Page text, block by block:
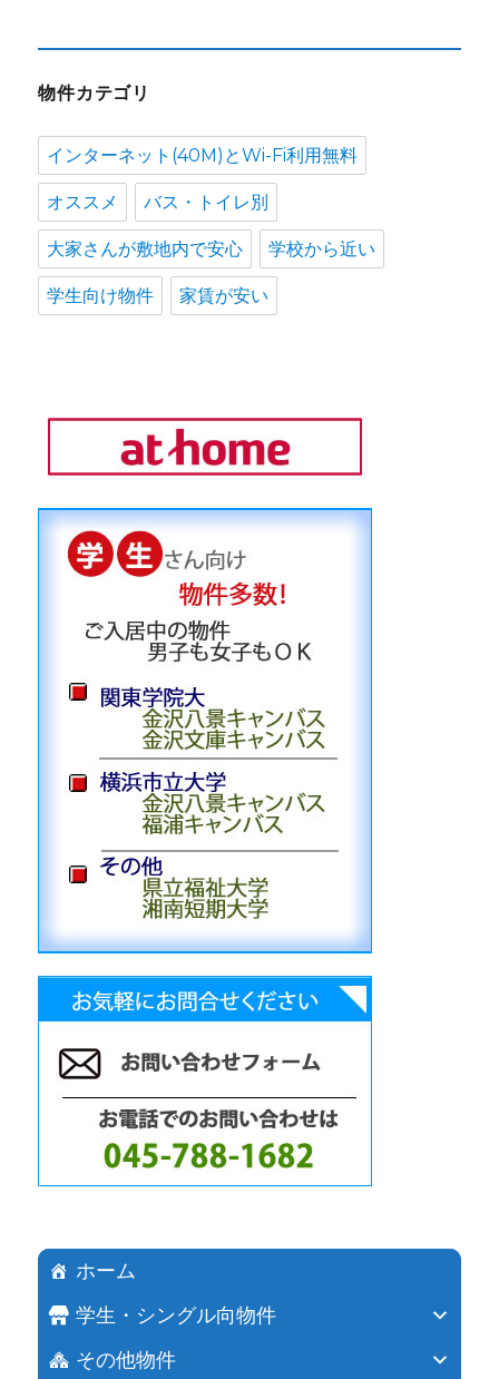
物件カテゴリ
インターネット(40M)とWi-Fi利用無料
オススメ バス・トイレ別
大家さんが敷地内で安心 学校から近い
学生向け物件 家賃が安い
ホーム
学生・シングル向物件
その他物件